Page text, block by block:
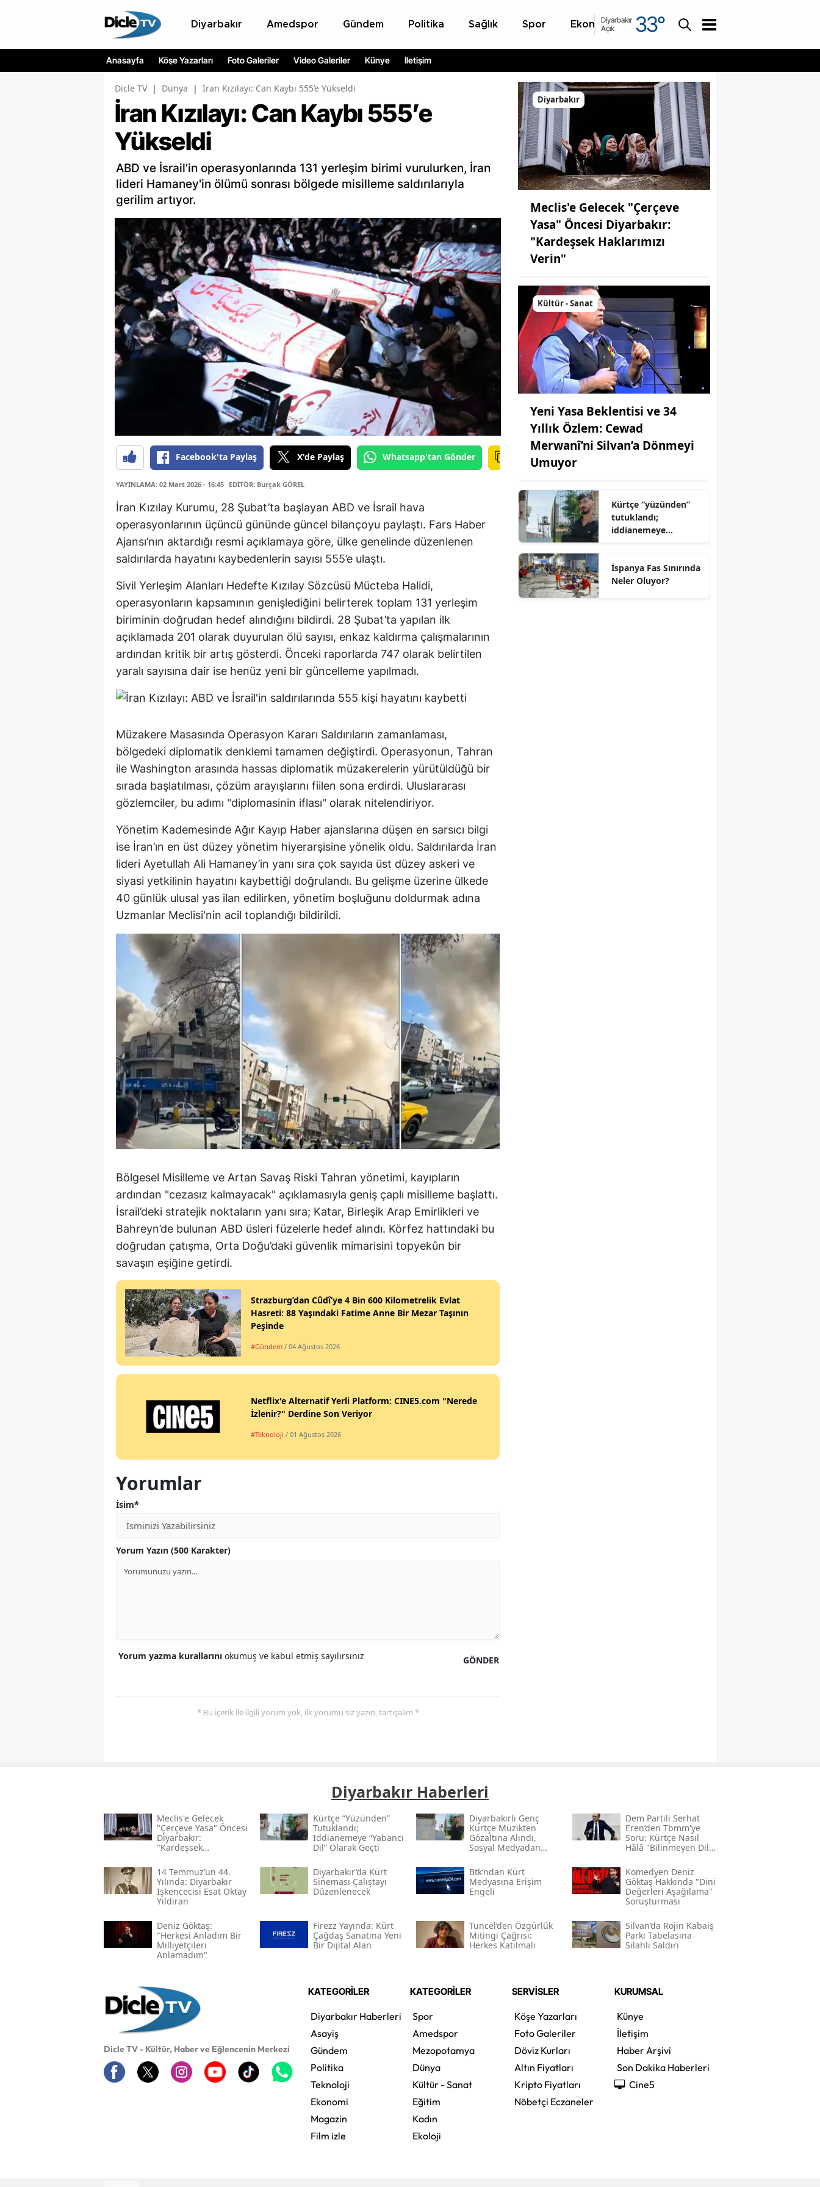
Diyarbakır Amedspor Gündem Politika Sağlık Spor Ekonomi Asayiş
Diyarbakır
Açık
33°
Anasayfa Köşe Yazarları Foto Galeriler Video Galeriler Künye İletişim
Dicle TV | Dünya | İran Kızılayı: Can Kaybı 555’e Yükseldi
İran Kızılayı: Can Kaybı 555’e
Yükseldi
ABD ve İsrail'in operasyonlarında 131 yerleşim birimi vurulurken, İran
lideri Hamaney'in ölümü sonrası bölgede misilleme saldırılarıyla
gerilim artıyor.
Facebook'ta Paylaş X'de Paylaş Whatsapp'tan Gönder
YAYINLAMA: 02 Mart 2026 - 16:45 EDİTÖR: Burçak GÖREL
İran Kızılay Kurumu, 28 Şubat’ta başlayan ABD ve İsrail hava
operasyonlarının üçüncü gününde güncel bilançoyu paylaştı. Fars Haber
Ajansı’nın aktardığı resmi açıklamaya göre, ülke genelinde düzenlenen
saldırılarda hayatını kaybedenlerin sayısı 555’e ulaştı.
Sivil Yerleşim Alanları Hedefte Kızılay Sözcüsü Mücteba Halidi,
operasyonların kapsamının genişlediğini belirterek toplam 131 yerleşim
biriminin doğrudan hedef alındığını bildirdi. 28 Şubat’ta yapılan ilk
açıklamada 201 olarak duyurulan ölü sayısı, enkaz kaldırma çalışmalarının
ardından kritik bir artış gösterdi. Önceki raporlarda 747 olarak belirtilen
yaralı sayısına dair ise henüz yeni bir güncelleme yapılmadı.
Müzakere Masasında Operasyon Kararı Saldırıların zamanlaması,
bölgedeki diplomatik denklemi tamamen değiştirdi. Operasyonun, Tahran
ile Washington arasında hassas diplomatik müzakerelerin yürütüldüğü bir
sırada başlatılması, çözüm arayışlarını fiilen sona erdirdi. Uluslararası
gözlemciler, bu adımı "diplomasinin iflası" olarak nitelendiriyor.
Yönetim Kademesinde Ağır Kayıp Haber ajanslarına düşen en sarsıcı bilgi
ise İran’ın en üst düzey yönetim hiyerarşisine yönelik oldu. Saldırılarda İran
lideri Ayetullah Ali Hamaney’in yanı sıra çok sayıda üst düzey askeri ve
siyasi yetkilinin hayatını kaybettiği doğrulandı. Bu gelişme üzerine ülkede
40 günlük ulusal yas ilan edilirken, yönetim boşluğunu doldurmak adına
Uzmanlar Meclisi'nin acil toplandığı bildirildi.
Bölgesel Misilleme ve Artan Savaş Riski Tahran yönetimi, kayıpların
ardından "cezasız kalmayacak" açıklamasıyla geniş çaplı misilleme başlattı.
İsrail’deki stratejik noktaların yanı sıra; Katar, Birleşik Arap Emirlikleri ve
Bahreyn’de bulunan ABD üsleri füzelerle hedef alındı. Körfez hattındaki bu
doğrudan çatışma, Orta Doğu’daki güvenlik mimarisini topyekûn bir
savaşın eşiğine getirdi.
Strazburg’dan Cûdî’ye 4 Bin 600 Kilometrelik Evlat
Hasreti: 88 Yaşındaki Fatime Anne Bir Mezar Taşının
Peşinde
#Gündem / 04 Ağustos 2026
Netflix'e Alternatif Yerli Platform: CINE5.com "Nerede
İzlenir?" Derdine Son Veriyor
#Teknoloji / 01 Ağustos 2026
Yorumlar
İsim*
Yorum Yazın (500 Karakter)
GÖNDER
Yorum yazma kurallarını okumuş ve kabul etmiş sayılırsınız
* Bu içerik ile ilgili yorum yok, ilk yorumu siz yazın, tartışalım *
Diyarbakır
Meclis'e Gelecek "Çerçeve
Yasa" Öncesi Diyarbakır:
"Kardeşsek Haklarımızı
Verin"
Kültür - Sanat
Yeni Yasa Beklentisi ve 34
Yıllık Özlem: Cewad
Merwanî’ni Silvan’a Dönmeyi
Umuyor
Kürtçe “yüzünden”
tutuklandı;
iddianemeye
İspanya Fas Sınırında
Neler Oluyor?
Diyarbakır Haberleri
Meclis'e Gelecek
"çerçeve Yasa" Öncesi
Diyarbakır:
"kardeşsek
Kürtçe “yüzünden”
Tutuklandı;
Iddianemeye “yabancı
Dil” Olarak Geçti
Diyarbakırlı Genç
Kürtçe Müzikten
Gözaltına Alındı,
Sosyal Medyadan
Dem Partili Serhat
Eren’den Tbmm'ye
Soru: Kürtçe Nasıl
Hâlâ "bilinmeyen Dil"
Gerekçesi Nedir?"
14 Temmuz’un 44.
Yılında: Diyarbakır
Işkencecisi Esat Oktay
Yıldıran
Diyarbakır’da Kürt
Sineması Çalıştayı
Düzenlenecek
Btk’ndan Kürt
Medyasına Erişim
Engeli
Komedyen Deniz
Göktaş Hakkında "dini
Değerleri Aşağılama"
Soruşturması
Deniz Göktaş:
"herkesi Anladım Bir
Milliyetçileri
Anlamadım"
Firezz Yayında: Kürt
Çağdaş Sanatına Yeni
Bir Dijital Alan
Tuncel’den Özgürlük
Mitingi Çağrısı:
Herkes Katılmalı
Silvan’da Rojin Kabaiş
Parkı Tabelasına
Silahlı Saldırı
Dicle TV - Kültür, Haber ve Eğlencenin Merkezi
KATEGORİLER
Diyarbakır Haberleri
Asayiş
Gündem
Politika
Teknoloji
Ekonomi
Magazin
Film izle
KATEGORİLER
Spor
Amedspor
Mezopotamya
Dünya
Kültür - Sanat
Eğitim
Kadın
Ekoloji
SERVİSLER
Köşe Yazarları
Foto Galeriler
Döviz Kurları
Altın Fiyatları
Kripto Fiyatları
Nöbetçi Eczaneler
KURUMSAL
Künye
İletişim
Haber Arşivi
Son Dakika Haberleri
Cine5